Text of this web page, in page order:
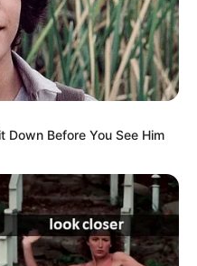
Down Before You See Him